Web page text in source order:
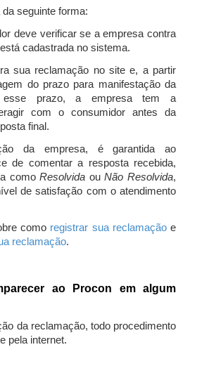
seguinte forma:
deve verificar se a empresa contra
cadastrada no sistema.
sua reclamação no site e, a partir
do prazo para manifestação da
esse prazo, a empresa tem a
com o consumidor antes da
final.
da empresa, é garantida ao
de comentar a resposta recebida,
comoResolvida ouNão Resolvida,
de satisfação com o atendimento
como registrar sua reclamaçãoe
reclamação.
ao Procon em algum
da reclamação, todo procedimento
pela internet.